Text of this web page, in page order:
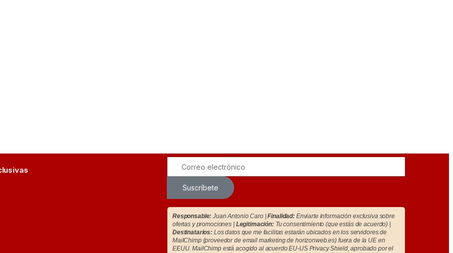
Suscríbete
Responsable: Juan Antonio Caro |Finalidad: Enviarte información exclusiva sobre
ofertas y promociones | Legitimación:Tu consentimiento (que estás de acuerdo) |
Destinatarios: Los datos que me facilitas estarán ubicados en los servidores de
MailChimp (proveedor de email marketing de horizonweb.es) fuera de la UE en
EEUU. MailChimp está acogido al acuerdo EU-US Privacy Shield, aprobado por el